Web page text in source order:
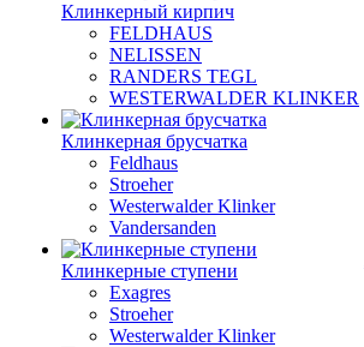
Клинкерный кирпич
FELDHAUS
NELISSEN
RANDERS TEGL
WESTERWALDER KLINKER
Клинкерная брусчатка
Feldhaus
Stroeher
Westerwalder Klinker
Vandersanden
Клинкерные ступени
Exagres
Stroeher
Westerwalder Klinker